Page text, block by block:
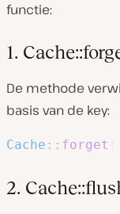
functie:
1.
De methode
basis van de key:
Cache :: forget
2.